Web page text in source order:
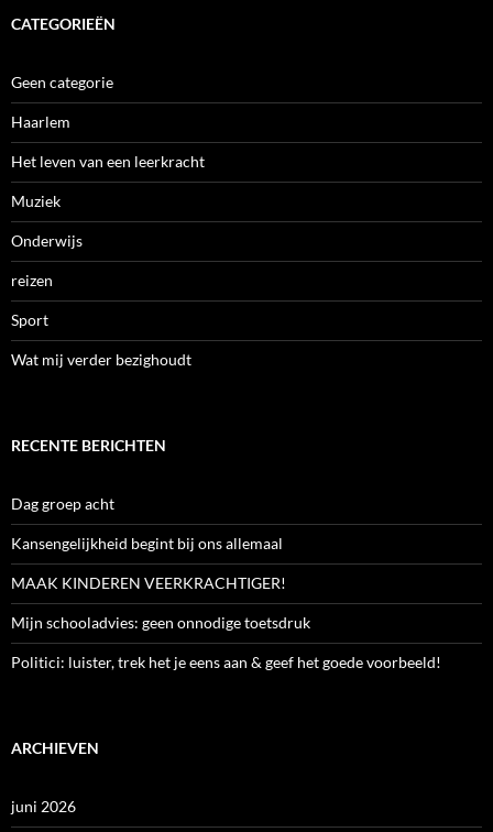
CATEGORIEËN
Geen categorie
Haarlem
Het leven van een leerkracht
Muziek
Onderwijs
reizen
Sport
Wat mij verder bezighoudt
RECENTE BERICHTEN
Dag groep acht
Kansengelijkheid begint bij ons allemaal
MAAK KINDEREN VEERKRACHTIGER!
Mijn schooladvies: geen onnodige toetsdruk
Politici: luister, trek het je eens aan & geef het goede voorbeeld!
ARCHIEVEN
juni 2026